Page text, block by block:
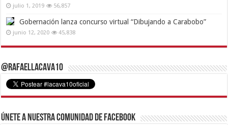
julio 1, 2019 56,857
Gobernación lanza concurso virtual “Dibujando a Carabobo”
junio 12, 2020 45,838
@RafaelLacava10
Únete a nuestra comunidad de Facebook